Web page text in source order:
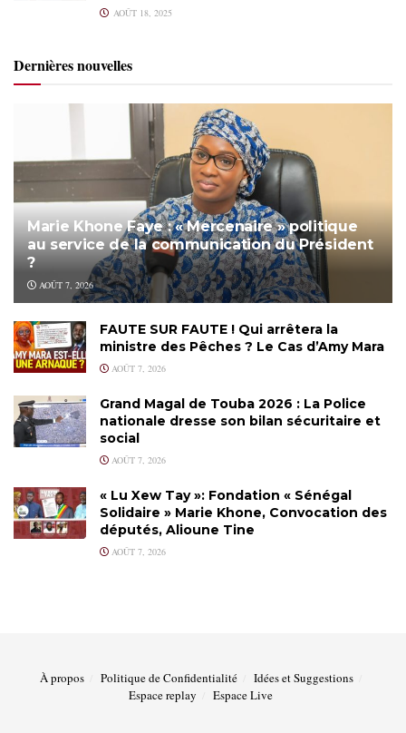
AOÛT 18, 2025
Dernières nouvelles
Marie Khone Faye : « Mercenaire » politique
au service de la communication du Président
?
AOÛT 7, 2026
FAUTE SUR FAUTE ! Qui arrêtera la
ministre des Pêches ? Le Cas d’Amy Mara
AOÛT 7, 2026
Grand Magal de Touba 2026 : La Police
nationale dresse son bilan sécuritaire et
social
AOÛT 7, 2026
« Lu Xew Tay »: Fondation « Sénégal
Solidaire » Marie Khone, Convocation des
députés, Alioune Tine
AOÛT 7, 2026
À propos Politique de Confidentialité
Idées et Suggestions
Espace replay
Espace Live